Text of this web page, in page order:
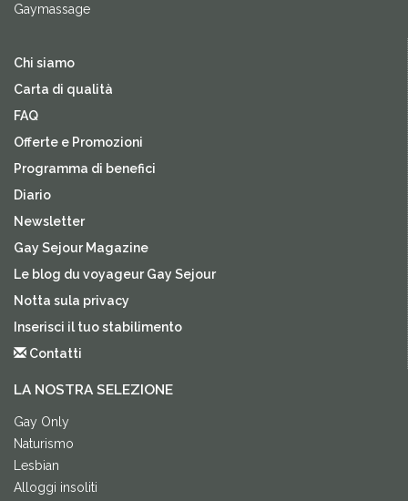
Gaymassage
Chi siamo
Carta di qualità
FAQ
Offerte e Promozioni
Programma di benefici
Diario
Newsletter
Gay Sejour Magazine
Le blog du voyageur Gay Sejour
Notta sula privacy
Inserisci il tuo stabilimento
Contatti
LA NOSTRA SELEZIONE
Gay Only
Naturismo
Lesbian
Alloggi insoliti